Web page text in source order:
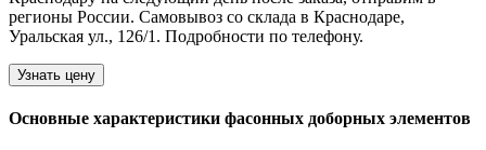
регионы России. Самовывоз со склада в Краснодаре,
Уральская ул., 126/1. Подробности по телефону.
Узнать цену
Основные характеристики фасонных доборных элементов